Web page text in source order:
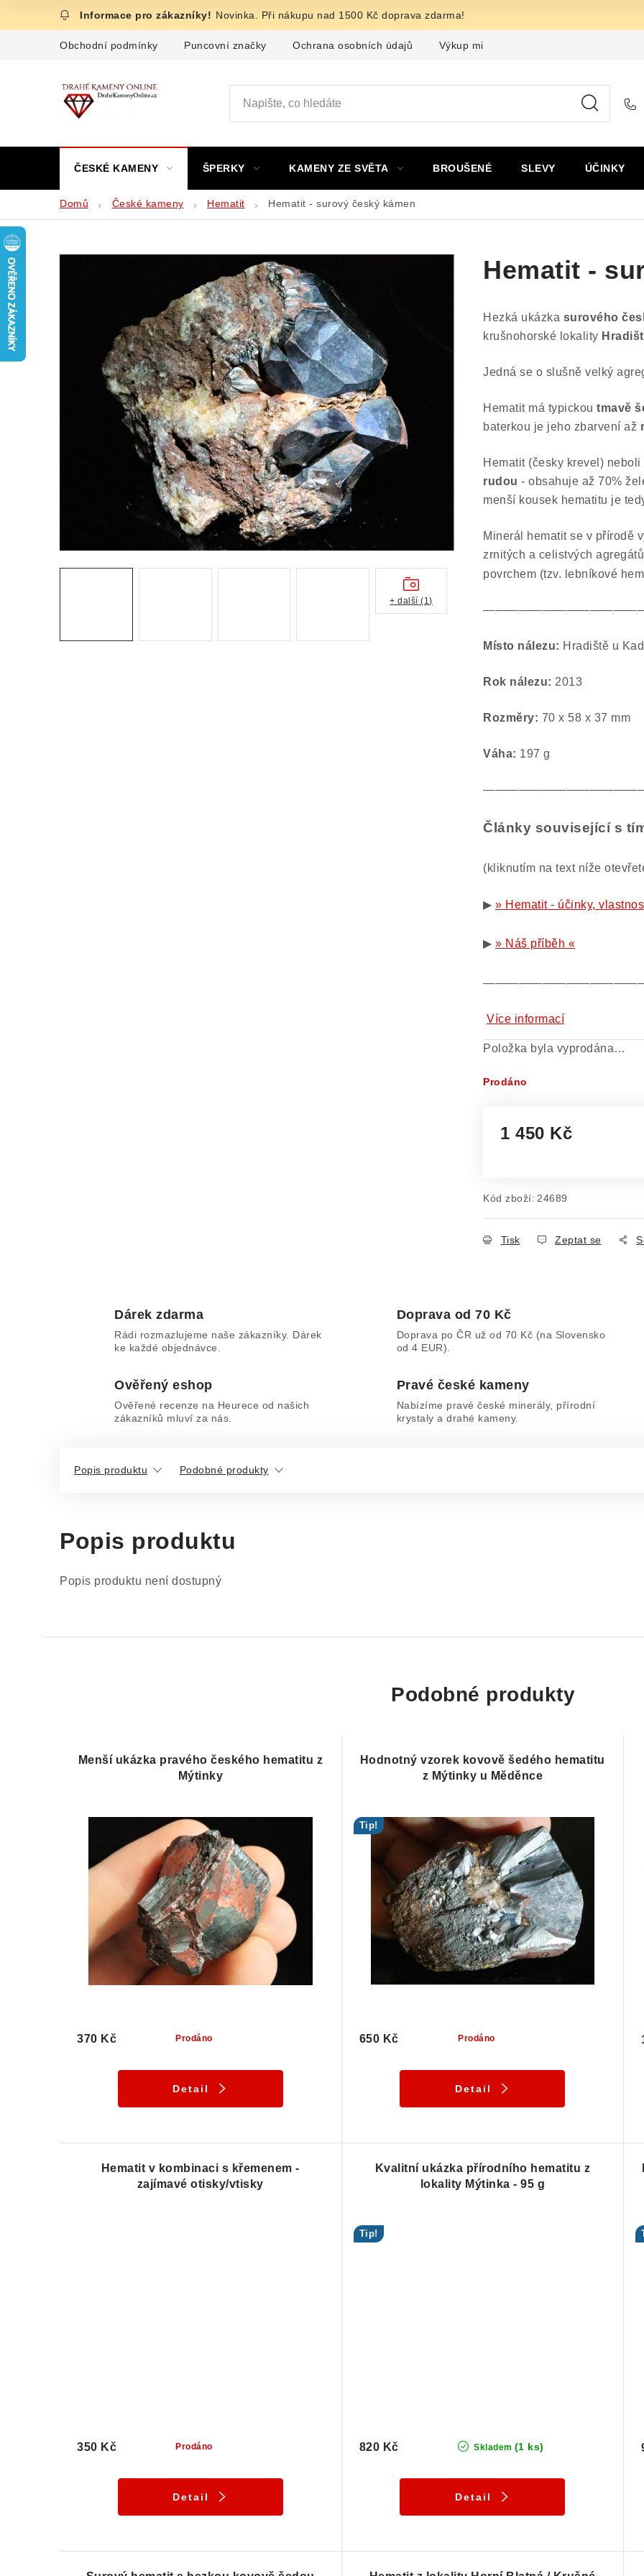
Novinka. Při nákupu nad 1500 Kč doprava zdarma!
Obchodní podmínky Puncovní značky Ochrana osobních údajů Výkup minerálů a drahých kamenů
ČESKÉ KAMENY ŠPERKY KAMENY ZE SVĚTA BROUŠENÉ SLEVY ÚČINKY
Domů České kameny Hematit Hematit - surový český kámen
Hematit -
Hezká ukázka surového
krušnohorské lokality
Jedná se o slušně velký
Hematit má typickou tmavě
baterkou je jeho zbarvení až
Hematit (česky krevel)
rudou - obsahuje až 70%
menší kousek hematitu je
Minerál hematit se v přírodě
zrnitých a celistvých
povrchem (tzv. lebníkové
Místo nálezu: Hradiště u
Rok nálezu: 2013
Rozměry: 70 x 58 x 37 mm
Váha: 197 g
Články související s
(kliknutím na text níže
▶ » Hematit - účinky,
▶ » Náš příběh «
Více informací
Položka byla vyprodána…
Prodáno
1 450 Kč
Kód zboží: 24689
Tisk Zeptat se
+ další (1)
Dárek zdarma
Rádi rozmazlujeme naše zákazníky. Dárek
ke každé objednávce.
Doprava od 70 Kč
Doprava po ČR už od 70 Kč (na Slovensko
od 4 EUR).
Ověřený eshop
Ověřené recenze na Heurece od našich
zákazníků mluví za nás.
Pravé české kameny
Nabízíme pravé české minerály, přírodní
krystaly a drahé kameny.
Popis produktu Podobné produkty
Popis produktu
Popis produktu není dostupný
Podobné produkty
Menší ukázka pravého českého hematitu z
Mýtinky
Prodáno
370 Kč
Detail
Hodnotný vzorek kovově šedého hematitu
z Mýtinky u Měděnce
Tip!
Prodáno
650 Kč
Detail
Hematit v kombinaci s křemenem -
zajímavé otisky/vtisky
Prodáno
350 Kč
Detail
Kvalitní ukázka přírodního hematitu z
lokality Mýtinka - 95 g
Tip!
Skladem (1 ks)
820 Kč
Detail